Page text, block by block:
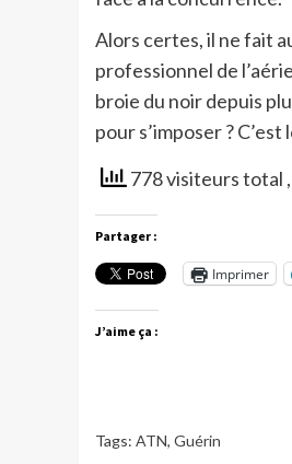
Alors certes, il ne fait
professionnel de
broie du noir depuis
pour s’imposer ?
778 visiteurs total
Partager :
Imprimer
J’aime ça :
Tags: ATN, Guérin